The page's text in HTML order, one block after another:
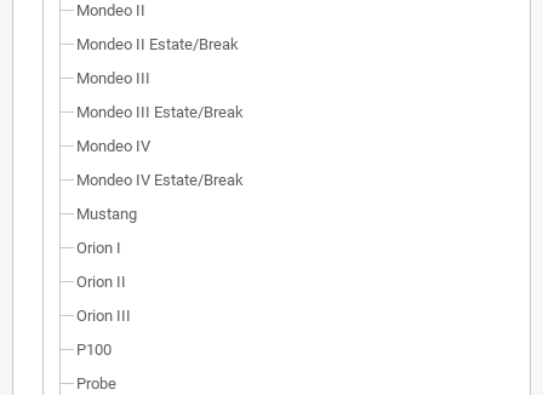
Mondeo II
Mondeo II Estate/Break
Mondeo III
Mondeo III Estate/Break
Mondeo IV
Mondeo IV Estate/Break
Mustang
Orion I
Orion II
Orion III
P100
Probe